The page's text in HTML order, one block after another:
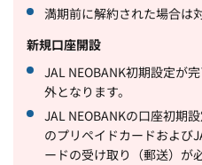
満期前に解約された場合は
新規口座開設
JAL NEOBANK初期設定が
外となります。
JAL NEOBANKの口座初期
のプリペイドカードおよび
ードの受け取り（郵送）が